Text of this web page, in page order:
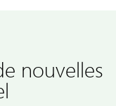
nouvelles